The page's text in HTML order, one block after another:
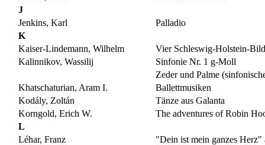
J
Jenkins, Karl
Palladio
K
Kaiser-Lindemann, Wilhelm
Vier Schleswig-Holstein-
Kalinnikov, Wassilij
Sinfonie Nr. 1 g-Moll
Zeder und Palme
Khatschaturian, Aram I.
Ballettmusiken
Kodály, Zoltán
Tänze aus Galanta
Korngold, Erich W.
The adventures of Robin
L
Léhar, Franz
"Dein ist mein ganzes